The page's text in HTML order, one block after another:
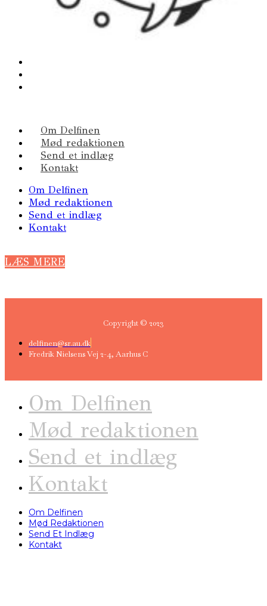
Om Delfinen
Mød redaktionen
Send et indlæg
Kontakt
Om Delfinen
Mød redaktionen
Send et indlæg
Kontakt
LÆS MERE
Copyright © 2023
delfinen@sr.au.dk
Fredrik Nielsens Vej 2-4, Aarhus C
Om Delfinen
Mød redaktionen
Send et indlæg
Kontakt
Om Delfinen
Mød Redaktionen
Send Et Indlæg
Kontakt